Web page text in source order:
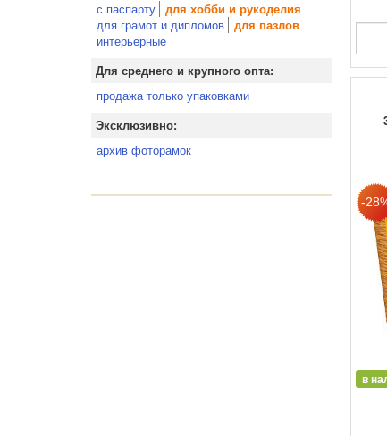
с паспарту для хобби и рукоделия
для грамот и дипломов для пазлов
интерьерные
Для среднего и крупного опта:
продажа только упаковками
Эксклюзивно:
архив фоторамок
в